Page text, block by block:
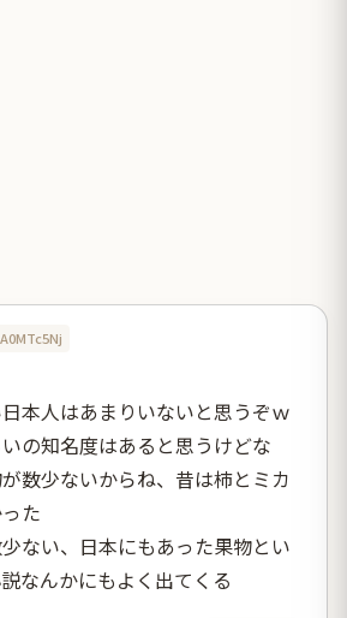
本人はあまりいないと思うぞｗ
の知名度はあると思うけどな
数少ないからね、昔は柿とミカ
た
ない、日本にもあった果物とい
なんかにもよく出てくる